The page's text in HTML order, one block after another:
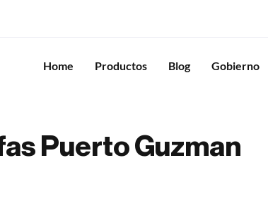
Home Productos Blog Gobierno
Puerto Guzman